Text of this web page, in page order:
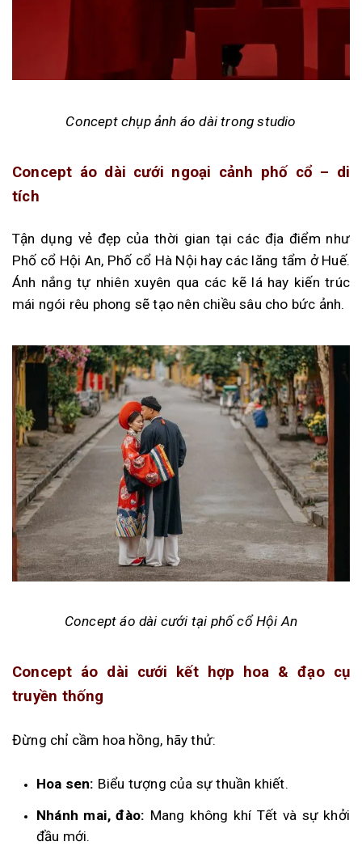
Concept chụp ảnh áo dài trong studio
Concept áo dài cưới ngoại cảnh phố cổ – di
tích
Tận dụng vẻ đẹp của thời gian tại các địa điểm như
Phố cổ Hội An, Phố cổ Hà Nội hay các lăng tẩm ở Huế.
Ánh nắng tự nhiên xuyên qua các kẽ lá hay kiến trúc
mái ngói rêu phong sẽ tạo nên chiều sâu cho bức ảnh.
Concept áo dài cưới tại phố cổ Hội An
Concept áo dài cưới kết hợp hoa & đạo cụ
truyền thống
Đừng chỉ cầm hoa hồng, hãy thử:
Hoa sen: Biểu tượng của sự thuần khiết.
Nhánh mai, đào: Mang không khí Tết và sự khởi
đầu mới.